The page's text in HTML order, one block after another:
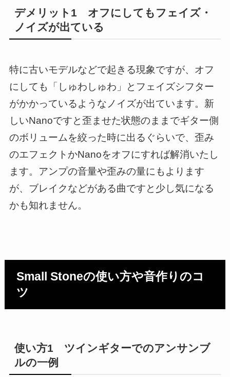
デメリット1 オフにしてもフェイズ・
ノイズが出ている
特に古いモデルなどで起きる現象ですが、オフ
にしても「しゅわしゅわ」とフェイズシフター
がかかっているようなノイズが出ています。新
しいNanoですと歪ませた状態のままでギター側
のボリュームを絞った時に出るぐらいで、歪み
のエフェクトかNanoをオフにすれば解消いたし
ます。アンプの音量や歪みの量にもよります
が、ブレイクなどがある曲ですと少し気になる
かも知れません。
Small Stoneの使い方や音作りのコ
ツ
使い方1 ツインギターでのアンサンブ
ルの一例